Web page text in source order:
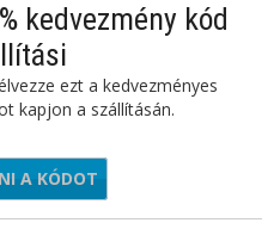
kedvezmény kód
ezt a kedvezményes
kapjon a szállításán.
ALFSHIP
A KÓDOT